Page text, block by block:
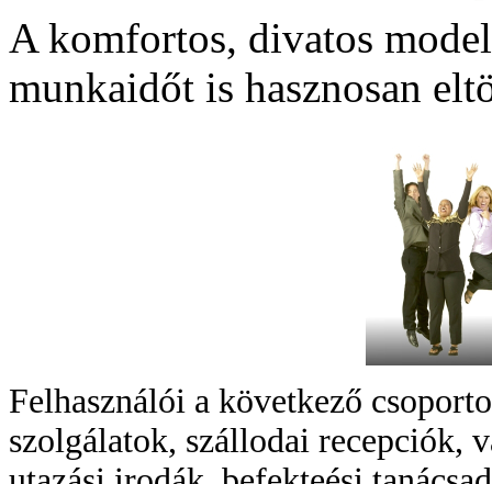
A komfortos, divatos
munkaidőt is hasznosan
Felhasználói a következő
szolgálatok, szállodai recepciók,